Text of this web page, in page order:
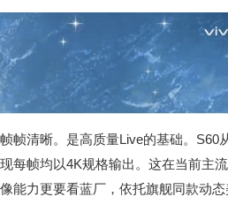
帧帧清晰。是高质量Live的基础。S60
现每帧均以4K规格输出。这在当前主
像能力更要看蓝厂，依托旗舰同款动